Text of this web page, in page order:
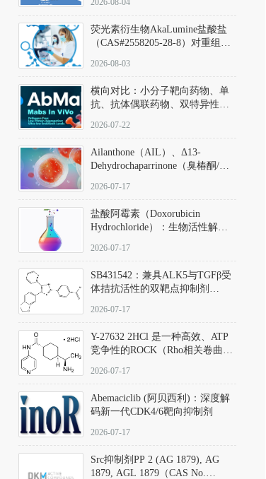
2026-08-04
荧光素衍生物AkaLumine盐酸盐
（CAS#2558205-28-8）对重组萤
数（Km）为2.06 μM；其近红外
发光特性赋予优异的组织穿透能
力，大幅增强成像信噪比，从而
实现活体动物模型中极低给药剂
量下的高灵敏度、非侵入式生物
2026-08-03
横向对比：小分子靶向药物、单
抗、抗体偶联药物、双特异性抗
及应用瓶颈
2026-07-22
Ailanthone（AIL）、Δ13-
Dehydrochaparrinone（臭椿酮/臭
DKM货号 D806885
2026-07-17
盐酸阿霉素（Doxorubicin
Hydrochloride）：生物活性解
范
2026-07-17
SB431542：兼具ALK5与TGFβ受
体拮抗活性的双靶点抑制剂
D801067）
2026-07-17
Y-27632 2HCl 是一种高效、ATP
竞争性的ROCK（Rho相关卷曲螺
同等抑制ROCK1与ROCK2；其通
过精准嵌入激酶的ATP结合位点
发挥抑制作用，对ROCK1和
ROCK2的解离常数（Ki）分别为
140 nM和300 nM；在众多丝氨酸/
中，其靶向ROCK的选择性超过
200倍，凸显出优异的分子特异
2026-07-17
Abemaciclib (阿贝西利)：深度解
码新一代CDK4/6靶向抑制剂
2026-07-17
Src抑制剂PP 2 (AG 1879), AG
1879, AGL 1879（CAS No.